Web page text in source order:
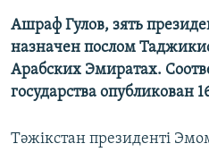
Ашраф Гулов, зять
назначен послом
Арабских Эмиратах.
государства опубликован
Тәжікстан президенті